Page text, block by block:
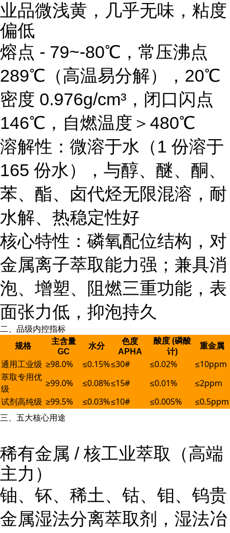
业品微浅黄，几乎无味，粘度
偏低
熔点 - 79~-80℃，常压沸点
289℃（高温易分解），20℃
密度 0.976g/cm³，闭口闪点
146℃，自燃温度＞480℃
溶解性：微溶于水（1 份溶于
165 份水），与醇、醚、酮、
苯、酯、卤代烃无限混溶，耐
水解、热稳定性好
核心特性：磷氧配位结构，对
金属离子萃取能力强；兼具消
泡、增塑、阻燃三重功能，表
面张力低，抑泡持久
二、品级内控指标
规格
主含量
GC
水分
色度
APHA
酸度 (磷酸
计)
重金属
通用工业级 ≥98.0% ≤0.15%≤30# ≤0.02%
≤10ppm
萃取专用优
级
≥99.0% ≤0.08%≤15# ≤0.01%
≤2ppm
试剂高纯级 ≥99.5% ≤0.03%≤10# ≤0.005% ≤0.5ppm
三、五大核心用途
稀有金属 / 核工业萃取（高端
主力）
铀、钚、稀土、钴、钼、钨贵
金属湿法分离萃取剂，湿法冶